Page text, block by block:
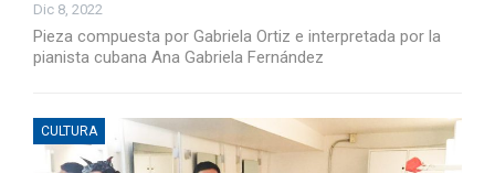
Dic 8, 2022
Pieza compuesta por Gabriela Ortiz e interpretada por la
pianista cubana Ana Gabriela Fernández
CULTURA